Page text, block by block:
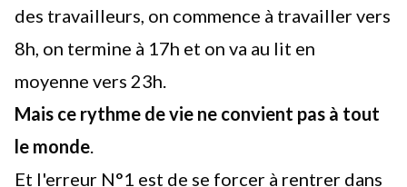
des travailleurs, on commence à travailler vers
8h, on termine à 17h et on va au lit en
moyenne vers 23h.
Mais ce rythme de vie ne convient pas à tout
le monde.
Et l'erreur N°1 est de se forcer à rentrer dans